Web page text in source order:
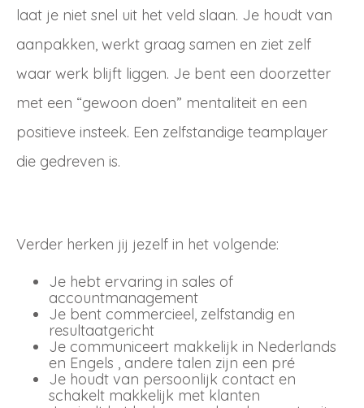
laat je niet snel uit het veld slaan. Je houdt van
aanpakken, werkt graag samen en ziet zelf
waar werk blijft liggen. Je bent een doorzetter
met een “gewoon doen” mentaliteit en een
positieve insteek. Een zelfstandige teamplayer
die gedreven is.
Verder herken jij jezelf in het volgende:
Je hebt ervaring in sales of
accountmanagement
Je bent commercieel, zelfstandig en
resultaatgericht
Je communiceert makkelijk in Nederlands
en Engels , andere talen zijn een pré
Je houdt van persoonlijk contact en
schakelt makkelijk met klanten